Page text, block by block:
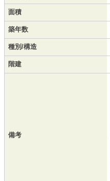
面積
築年数
種別/構造
階建
備考